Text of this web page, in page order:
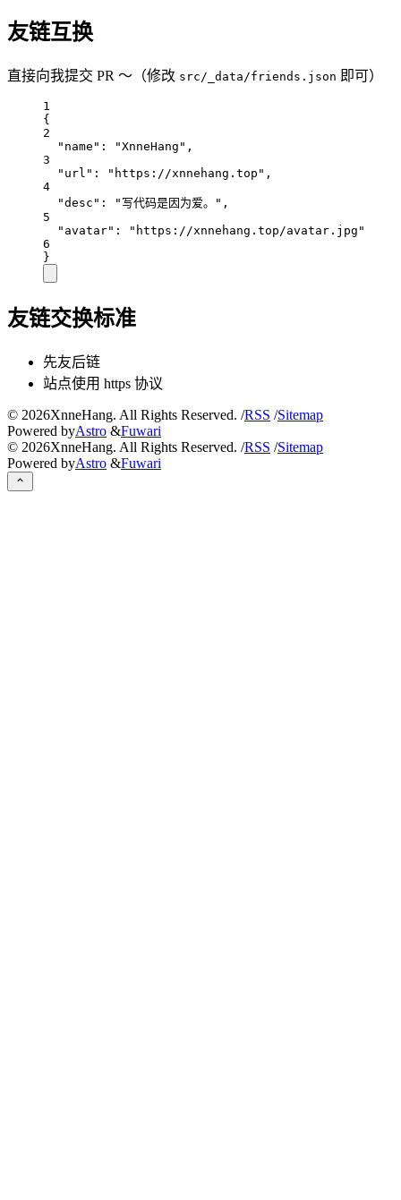
友链互换
直接向我提交 PR ～（修改 src/_data/friends.json 即可）
1
{
2
"name" : "XnneHang" ,
3
"url" : "https://xnnehang.top" ,
4
"desc" : "写代码是因为爱。" ,
5
"avatar" :
"https://xnnehang.top/avatar.jpg"
6
}
友链交换标准
先友后链
站点使用 https 协议
© 2026XnneHang. All Rights Reserved. /RSS /Sitemap
Powered byAstro &Fuwari
© 2026XnneHang. All Rights Reserved. /RSS /Sitemap
Powered byAstro &Fuwari